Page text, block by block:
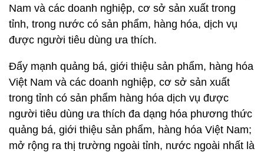
Nam và các doanh nghiệp, cơ sở sản xuất trong
tỉnh, trong nước có sản phẩm, hàng hóa, dịch vụ
được người tiêu dùng ưa thích.
Đẩy mạnh quảng bá, giới thiệu sản phẩm, hàng hóa
Việt Nam và các doanh nghiệp, cơ sở sản xuất
trong tỉnh có sản phẩm hàng hóa dịch vụ được
người tiêu dùng ưa thích đa dạng hóa phương thức
quảng bá, giới thiệu sản phẩm, hàng hóa Việt Nam;
mở rộng ra thị trường ngoài tỉnh, nước ngoài nhất là